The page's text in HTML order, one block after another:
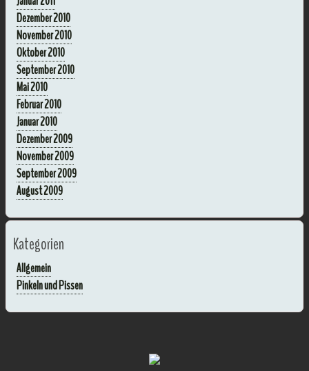
Dezember 2010
November 2010
Oktober 2010
September 2010
Mai 2010
Februar 2010
Januar 2010
Dezember 2009
November 2009
September 2009
August 2009
Kategorien
Allgemein
Pinkeln und Pissen